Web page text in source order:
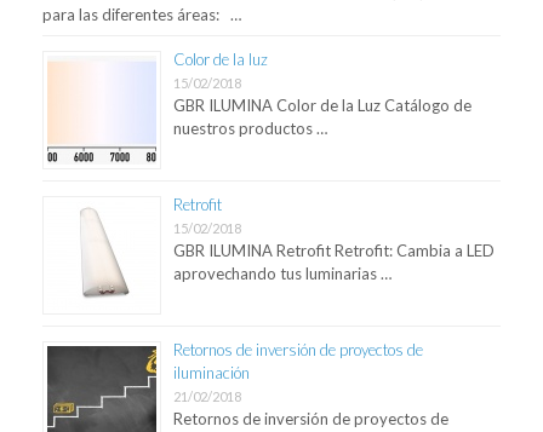
para las diferentes áreas: …
Color de la luz
15/02/2018
GBR ILUMINA Color de la Luz Catálogo de
nuestros productos …
Retrofit
15/02/2018
GBR ILUMINA Retrofit Retrofit: Cambia a LED
aprovechando tus luminarias …
Retornos de inversión de proyectos de
iluminación
21/02/2018
Retornos de inversión de proyectos de